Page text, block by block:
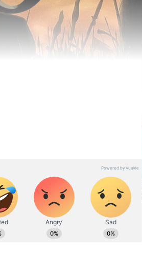
வரும் இப்படம், பாக்ஸ்